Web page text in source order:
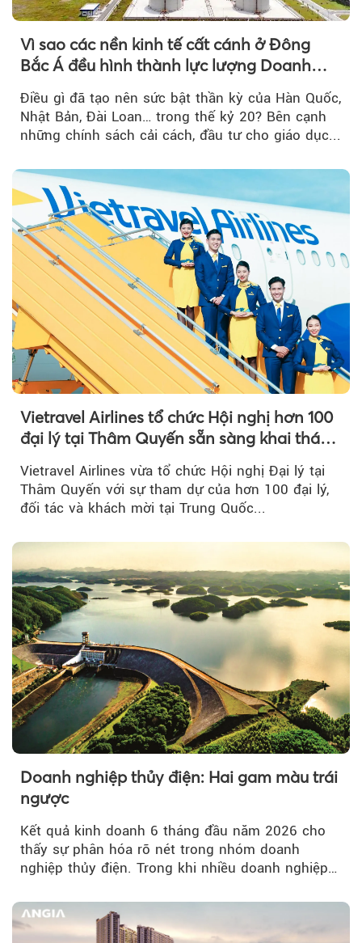
Vì sao các nền kinh tế cất cánh ở Đông
Bắc Á đều hình thành lực lượng Doanh
Điều gì đã tạo nên sức bật thần kỳ của Hàn Quốc,
Nhật Bản, Đài Loan… trong thế kỷ 20? Bên cạnh
những chính sách cải cách, đầu tư cho giáo dục...
Vietravel Airlines tổ chức Hội nghị hơn 100
đại lý tại Thâm Quyến sẵn sàng khai thác
đường bay thẳng TP.HCM - Thâm Quyến
Vietravel Airlines vừa tổ chức Hội nghị Đại lý tại
Thâm Quyến với sự tham dự của hơn 100 đại lý,
đối tác và khách mời tại Trung Quốc...
Doanh nghiệp thủy điện: Hai gam màu trái
ngược
Kết quả kinh doanh 6 tháng đầu năm 2026 cho
thấy sự phân hóa rõ nét trong nhóm doanh
nghiệp thủy điện. Trong khi nhiều doanh nghiệp